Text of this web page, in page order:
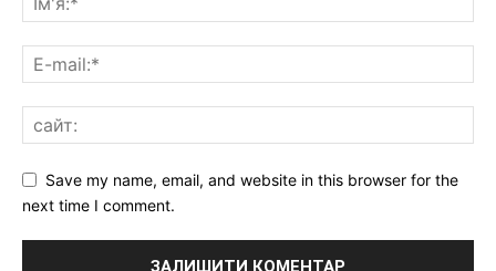
Save my name, email, and website in this browser for the
next time I comment.